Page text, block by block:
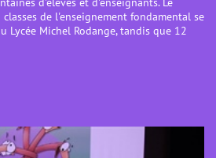
de l'enseignement fondamental se
Lycée Michel Rodange, tandis que 12